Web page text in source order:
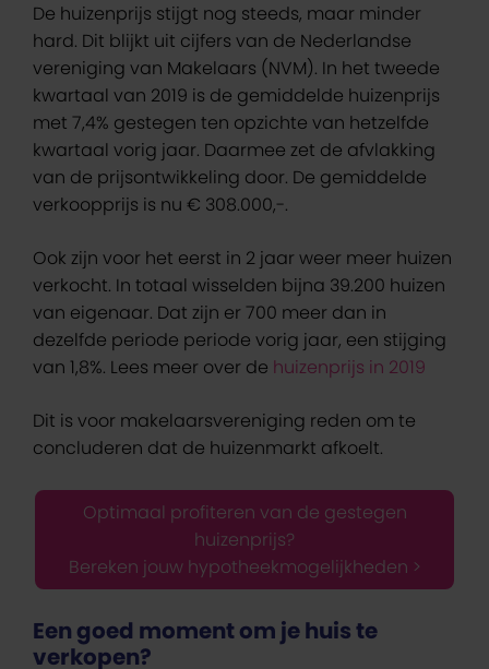
De huizenprijs stijgt nog steeds, maar minder
hard. Dit blijkt uit cijfers van de Nederlandse
vereniging van Makelaars (NVM). In het tweede
kwartaal van 2019 is de gemiddelde huizenprijs
met 7,4% gestegen ten opzichte van hetzelfde
kwartaal vorig jaar. Daarmee zet de afvlakking
van de prijsontwikkeling door. De gemiddelde
verkoopprijs is nu € 308.000,-.
Ook zijn voor het eerst in 2 jaar weer meer huizen
verkocht. In totaal wisselden bijna 39.200 huizen
van eigenaar. Dat zijn er 700 meer dan in
dezelfde periode periode vorig jaar, een stijging
van 1,8%. Lees meer over de huizenprijs in 2019
Dit is voor makelaarsvereniging reden om te
concluderen dat de huizenmarkt afkoelt.
Optimaal profiteren van de gestegen
huizenprijs?
Bereken jouw hypotheekmogelijkheden >
Een goed moment om je huis te
verkopen?